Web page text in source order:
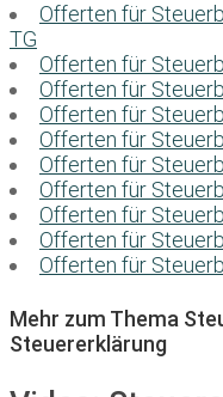
Offerten für
TG
Offerten für
Offerten für
Offerten für
Offerten für
Offerten für
Offerten für
Offerten für
Offerten für
Offerten für
Mehr zum Thema
Steuererklärung